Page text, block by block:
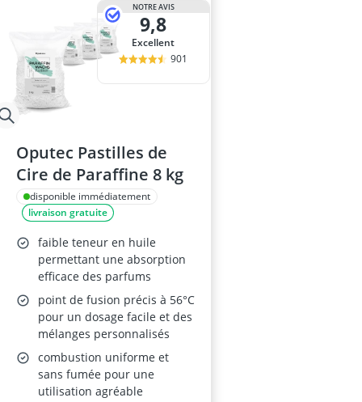
NOTRE AVIS
9,8
Excellent
901
Oputec Pastilles de
Cire de Paraffine 8 kg
disponible immédiatement
livraison gratuite
faible teneur en huile
permettant une absorption
efficace des parfums
point de fusion précis à 56°C
pour un dosage facile et des
mélanges personnalisés
combustion uniforme et
sans fumée pour une
utilisation agréable